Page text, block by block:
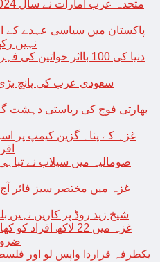
پاکستان میں سیاسی عہدے کے
نہیں
دنیا کی 100 بااثر
سعودی عرب کی پانچ
بھارتی فوج کی ریاستی دہشت
غزہ کے پناہ گزین کیمپ پر
غزہ میں مختصر سیز فائر
شیخ زید روڈ پر کاریں نہیں
غزہ میں 22 لاکھ
یکطرفہ قراردا واپس لو اور